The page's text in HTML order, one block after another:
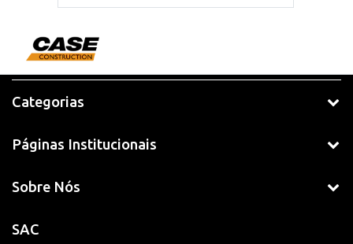
Categorias
Páginas Institucionais
Sobre Nós
SAC